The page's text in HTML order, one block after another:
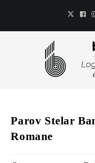
Parov Stelar
Romane